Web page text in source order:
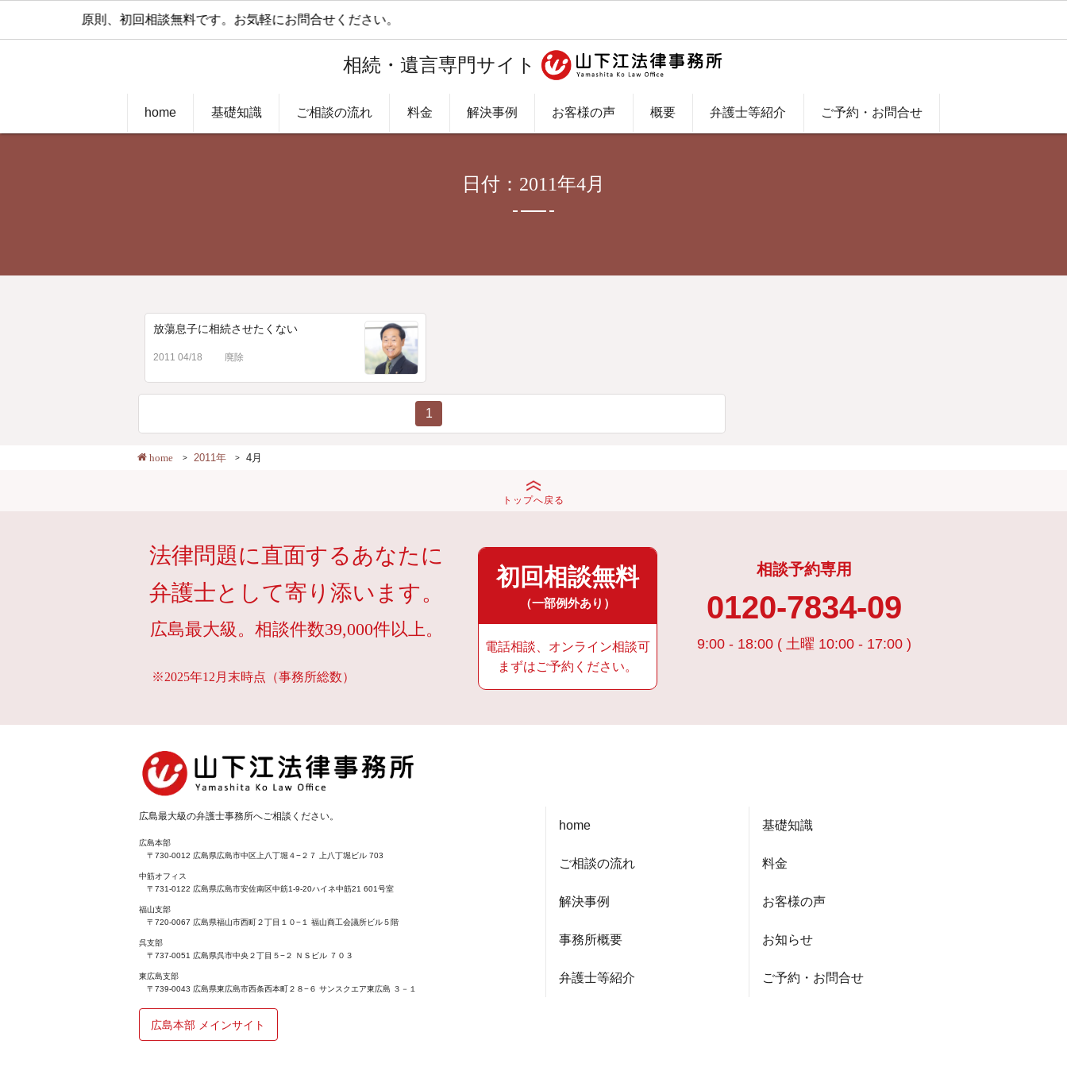
相続・遺言専門サイト
home 基礎知識 ご相談の流れ 料金 解決事例 お客様の声 概要 弁護士等紹介 ご予約・お問合せ
原則、初回相談無料です。お気軽にお問合せください。
日付：2011年4月
放蕩息子に相続させたくない
2011 04/18 廃除
1
home 2011年 4月
トップへ戻る
法律問題に直面するあなたに
弁護士として寄り添います。
広島最大級。相談件数39,000件以上。
※2025年12月末時点（事務所総数）
初回相談無料
（一部例外あり）
電話相談、オンライン相談可
まずはご予約ください。
相談予約専用
0120-7834-09
9:00 - 18:00 ( 土曜 10:00 - 17:00 )
広島最大級の弁護士事務所へご相談ください。
広島本部
〒730-0012 広島県広島市中区上八丁堀４−２７ 上八丁堀ビル 703
中筋オフィス
〒731-0122 広島県広島市安佐南区中筋1-9-20ハイネ中筋21 601号室
福山支部
〒720-0067 広島県福山市西町２丁目１０−１ 福山商工会議所ビル５階
呉支部
〒737-0051 広島県呉市中央２丁目５−２ ＮＳビル ７０３
東広島支部
〒739-0043 広島県東広島市西条西本町２８−６ サンスクエア東広島 ３－１
広島本部 メインサイト
home
ご相談の流れ
解決事例
事務所概要
弁護士等紹介
基礎知識
料金
お客様の声
お知らせ
ご予約・お問合せ